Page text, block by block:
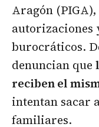
Aragón
autorizaciones
burocráticos.
denuncian que
reciben el
intentan sacar
familiares.